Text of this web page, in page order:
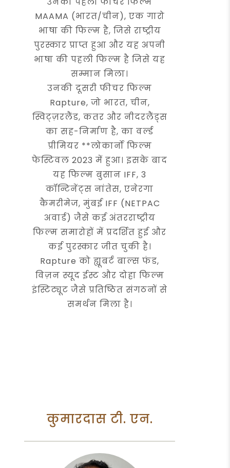
MAAMA (भारत/चीन), एक गारो
भाषा की फिल्म है, जिसे राष्ट्रीय
पुरस्कार प्राप्त हुआ और यह अपनी
भाषा की पहली फिल्म है जिसे यह
सम्मान मिला।
उनकी दूसरी फीचर फिल्म
Rapture, जो भारत, चीन,
स्विट्ज़रलैंड, कतर और नीदरलैंड्स
का सह-निर्माण है, का वर्ल्ड
प्रीमियर **लोकार्नो फिल्म
फेस्टिवल 2023 में हुआ। इसके बाद
यह फिल्म बुसान IFF, 3
कॉन्टिनेंट्स नांतेस, एनेरगा
कैमरीमेज, मुंबई IFF (NETPAC
अवार्ड) जैसे कई अंतरराष्ट्रीय
फिल्म समारोहों में प्रदर्शित हुई और
कई पुरस्कार जीत चुकी है।
Rapture को ह्यूबर्ट बाल्स फंड,
विज़न स्यूद ईस्ट और दोहा फिल्म
इंस्टिट्यूट जैसे प्रतिष्ठित संगठनों से
समर्थन मिला है।
कुमारदास टी. एन.